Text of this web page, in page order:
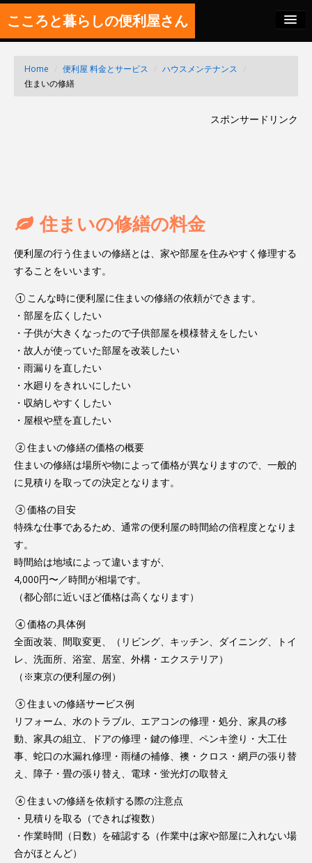
こころと暮らしの便利屋さん
SITEMAP
Home 便利屋 料金とサービス ハウスメンテナンス
住まいの修繕
スポンサードリンク
住まいの修繕の料金
便利屋の行う住まいの修繕とは、家や部屋を住みやすく修理する
することをいいます。
①こんな時に便利屋に住まいの修繕の依頼ができます。
・部屋を広くしたい
・子供が大きくなったので子供部屋を模様替えをしたい
・故人が使っていた部屋を改装したい
・雨漏りを直したい
・水廻りをきれいにしたい
・収納しやすくしたい
・屋根や壁を直したい
②住まいの修繕の価格の概要
住まいの修繕は場所や物によって価格が異なりますので、一般的
に見積りを取っての決定となります。
③価格の目安
特殊な仕事であるため、通常の便利屋の時間給の倍程度となりま
す。
時間給は地域によって違いますが、
4,000円〜／時間が相場です。
（都心部に近いほど価格は高くなります）
④価格の具体例
全面改装、間取変更、（リビング、キッチン、ダイニング、トイ
レ、洗面所、浴室、居室、外構・エクステリア）
（※東京の便利屋の例）
⑤住まいの修繕サービス例
リフォーム、水のトラブル、エアコンの修理・処分、家具の移
動、家具の組立、ドアの修理・鍵の修理、ペンキ塗り・大工仕
事、蛇口の水漏れ修理・雨樋の補修、襖・クロス・網戸の張り替
え、障子・畳の張り替え、電球・蛍光灯の取替え
⑥住まいの修繕を依頼する際の注意点
・見積りを取る（できれば複数）
・作業時間（日数）を確認する（作業中は家や部屋に入れない場
合がほとんど）